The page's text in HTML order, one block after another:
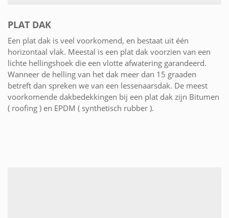
PLAT DAK
Een plat dak is veel voorkomend, en bestaat uit één
horizontaal vlak. Meestal is een plat dak voorzien van een
lichte hellingshoek die een vlotte afwatering garandeerd.
Wanneer de helling van het dak meer dan 15 graaden
betreft dan spreken we van een lessenaarsdak. De meest
voorkomende dakbedekkingen bij een plat dak zijn Bitumen
( roofing ) en EPDM ( synthetisch rubber ).